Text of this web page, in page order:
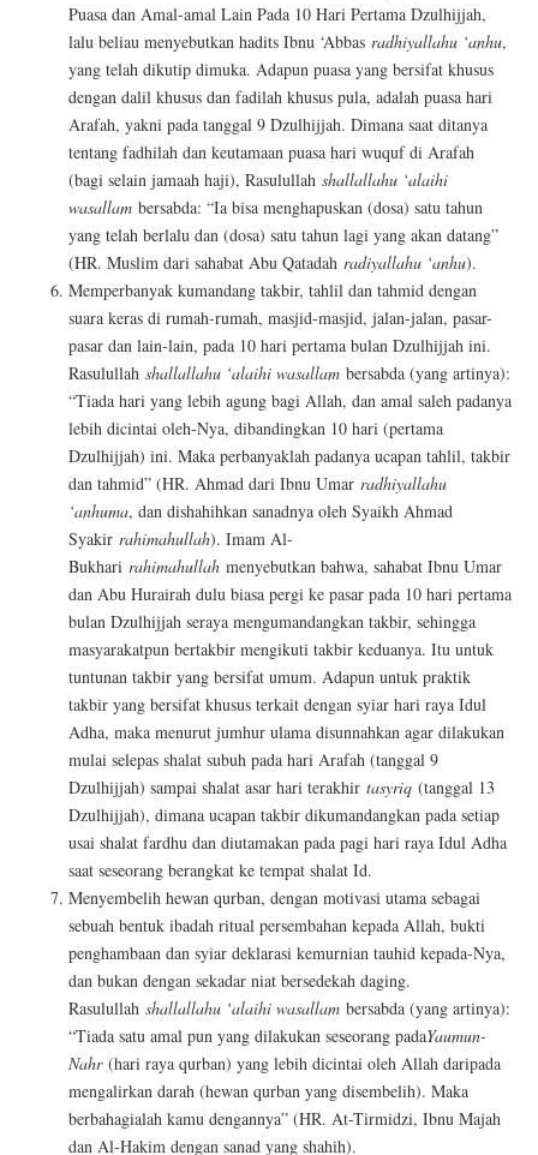
Puasa dan Amal-amal Lain Pada 10 Hari Pertama Dzulhijjah,
lalu beliau menyebutkan hadits Ibnu ‘Abbas radhiyallahu ‘anhu,
yang telah dikutip dimuka. Adapun puasa yang bersifat khusus
dengan dalil khusus dan fadilah khusus pula, adalah puasa hari
Arafah, yakni pada tanggal 9 Dzulhijjah. Dimana saat ditanya
tentang fadhilah dan keutamaan puasa hari wuquf di Arafah
(bagi selain jamaah haji), Rasulullah shallallahu ‘alaihi
wasallam bersabda: “Ia bisa menghapuskan (dosa) satu tahun
yang telah berlalu dan (dosa) satu tahun lagi yang akan datang”
(HR. Muslim dari sahabat Abu Qatadah radiyallahu ‘anhu).
Memperbanyak kumandang takbir, tahlil dan tahmid dengan
suara keras di rumah-rumah, masjid-masjid, jalan-jalan, pasar-
pasar dan lain-lain, pada 10 hari pertama bulan Dzulhijjah ini.
Rasulullah shallallahu ‘alaihi wasallam bersabda (yang artinya):
“Tiada hari yang lebih agung bagi Allah, dan amal saleh padanya
lebih dicintai oleh-Nya, dibandingkan 10 hari (pertama
Dzulhijjah) ini. Maka perbanyaklah padanya ucapan tahlil, takbir
dan tahmid” (HR. Ahmad dari Ibnu Umar radhiyallahu
‘anhuma, dan dishahihkan sanadnya oleh Syaikh Ahmad
Syakir rahimahullah). Imam Al-
Bukhari rahimahullah menyebutkan bahwa, sahabat Ibnu Umar
dan Abu Hurairah dulu biasa pergi ke pasar pada 10 hari pertama
bulan Dzulhijjah seraya mengumandangkan takbir, sehingga
masyarakatpun bertakbir mengikuti takbir keduanya. Itu untuk
tuntunan takbir yang bersifat umum. Adapun untuk praktik
takbir yang bersifat khusus terkait dengan syiar hari raya Idul
Adha, maka menurut jumhur ulama disunnahkan agar dilakukan
mulai selepas shalat subuh pada hari Arafah (tanggal 9
Dzulhijjah) sampai shalat asar hari terakhir tasyriq (tanggal 13
Dzulhijjah), dimana ucapan takbir dikumandangkan pada setiap
usai shalat fardhu dan diutamakan pada pagi hari raya Idul Adha
saat seseorang berangkat ke tempat shalat Id.
Menyembelih hewan qurban, dengan motivasi utama sebagai
sebuah bentuk ibadah ritual persembahan kepada Allah, bukti
penghambaan dan syiar deklarasi kemurnian tauhid kepada-Nya,
dan bukan dengan sekadar niat bersedekah daging.
Rasulullah shallallahu ‘alaihi wasallam bersabda (yang artinya):
“Tiada satu amal pun yang dilakukan seseorang padaYaumun-
Nahr(hari raya qurban) yang lebih dicintai oleh Allah daripada
mengalirkan darah (hewan qurban yang disembelih). Maka
berbahagialah kamu dengannya” (HR. At-Tirmidzi, Ibnu Majah
dan Al-Hakim dengan sanad yang shahih).